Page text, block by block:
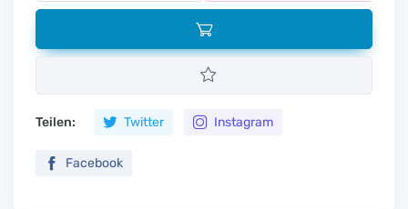
Teilen: Twitter Instagram
Facebook